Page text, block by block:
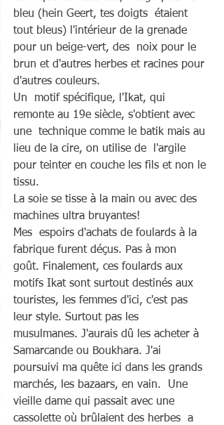
bleu (hein Geert, tes doigts  étaient
tout bleus) l'intérieur de la grenade
pour un beige-vert, des  noix pour le
brun et d'autres herbes et racines pour
d'autres couleurs.
Un  motif spécifique, l'Ikat, qui
remonte au 19e siècle, s'obtient avec
une  technique comme le batik mais au
lieu de la cire, on utilise de  l'argile
pour teinter en couche les fils et non le
tissu.
La soie se tisse à la main ou avec des
machines ultra bruyantes!
Mes  espoirs d'achats de foulards à la
fabrique furent déçus. Pas à mon
goût. Finalement, ces foulards aux
motifs Ikat sont surtout destinés aux
touristes, les femmes d'ici, c'est pas
leur style. Surtout pas les
musulmanes. J'aurais dû les acheter à
Samarcande ou Boukhara. J'ai
poursuivi ma quête ici dans les grands
marchés, les bazaars, en vain.  Une
vieille dame qui passait avec une
cassolette où brûlaient des herbes  a